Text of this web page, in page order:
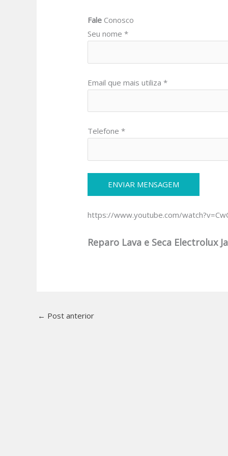
Fale Conosco
Seu nome *
Email que mais utiliza *
Telefone *
https://www.youtube.com/
Reparo Lava e Seca Electrolux
← Post anterior